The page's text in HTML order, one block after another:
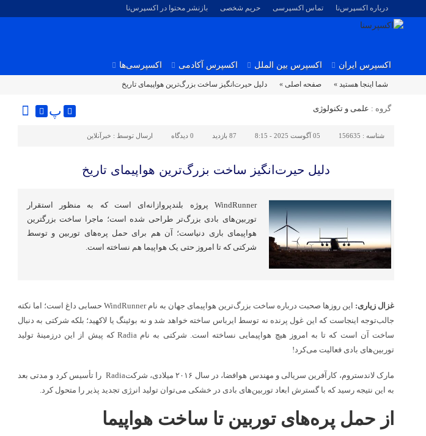
درباره اکسپرس‌نا تماس اکسپرسی حریم شخصی بازنشر محتوا در اکسپرس‌نا
اکسپرس ایران اکسپرس بین الملل اکسپرس آکادمی اکسپرسی‌ها
شما اینجا هستید » صفحه اصلی » دلیل حیرت‌انگیز ساخت بزرگ‌ترین هواپیمای تاریخ
گروه : علمی و تکنولوژی پ
شناسه : 156635 05 آگوست 2025 - 8:15 87 بازدید 0 دیدگاه ارسال توسط : خبرآنلاین
دلیل حیرت‌انگیز ساخت بزرگ‌ترین هواپیمای تاریخ
WindRunner پروژه بلندپروازانه‌ای است که به منظور استقرار
توربین‌های بادی بزرگ‌تر طراحی شده است؛ ماجرا ساخت بزرگترین
هواپیمای باری دنیاست؛ آن هم برای حمل پره‌های توربین و توسط
شرکتی که تا امروز حتی یک هواپیما هم نساخته است.
غزال زیاری:
این روزها صحبت درباره ساخت بزرگ‌ترین هواپیمای جهان به نام WindRunner حسابی داغ است؛ اما نکته
جالب‌توجه اینجاست که این غول پرنده نه توسط ایرباس ساخته خواهد شد و نه بوئینگ یا لاکهید؛ بلکه شرکتی به دنبال
ساخت آن است که تا به امروز هیچ هواپیمایی نساخته است. شرکتی به نام Radia که پیش از این درزمینهٔ تولید
توربین‌های بادی فعالیت می‌کرد!
مارک لاندستروم، کارآفرین سریالی و مهندس هوافضا، در سال ۲۰۱۶ میلادی، شرکتRadia را تأسیس کرد و مدتی بعد
به این نتیجه رسید که با گسترش ابعاد توربین‌های بادی در خشکی می‌توان تولید انرژی تجدید پذیر را متحول کرد.
از حمل پره‌های توربین تا ساخت هواپیما